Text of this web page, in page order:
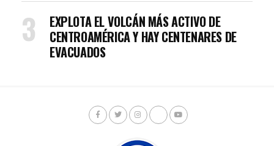
EXPLOTA EL VOLCÁN MÁS ACTIVO DE
CENTROAMÉRICA Y HAY CENTENARES DE
EVACUADOS